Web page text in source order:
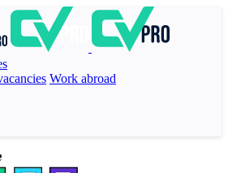
Work abroad